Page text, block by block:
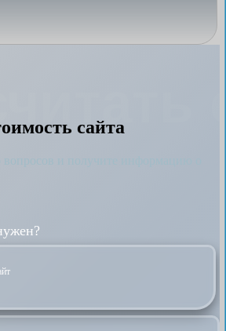
сайта
вопросов и получите информацию о